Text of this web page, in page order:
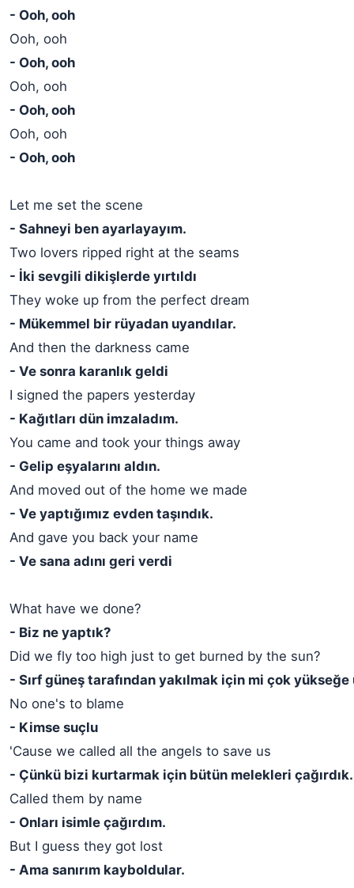
- Ooh, ooh
Ooh, ooh
- Ooh, ooh
Ooh, ooh
- Ooh, ooh
Ooh, ooh
- Ooh, ooh
Let me set the scene
- Sahneyi ben ayarlayayım.
Two lovers ripped right at the seams
- İki sevgili dikişlerde yırtıldı
They woke up from the perfect dream
- Mükemmel bir rüyadan uyandılar.
And then the darkness came
- Ve sonra karanlık geldi
I signed the papers yesterday
- Kağıtları dün imzaladım.
You came and took your things away
- Gelip eşyalarını aldın.
And moved out of the home we made
- Ve yaptığımız evden taşındık.
And gave you back your name
- Ve sana adını geri verdi
What have we done?
- Biz ne yaptık?
Did we fly too high just to get burned by the sun?
- Sırf güneş tarafından yakılmak için mi çok
No one's to blame
- Kimse suçlu
'Cause we called all the angels to save us
- Çünkü bizi kurtarmak için bütün melekleri çağırdık.
Called them by name
- Onları isimle çağırdım.
But I guess they got lost
- Ama sanırım kayboldular.